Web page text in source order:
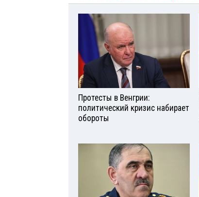
Протесты в Венгрии:
политический кризис набирает
обороты